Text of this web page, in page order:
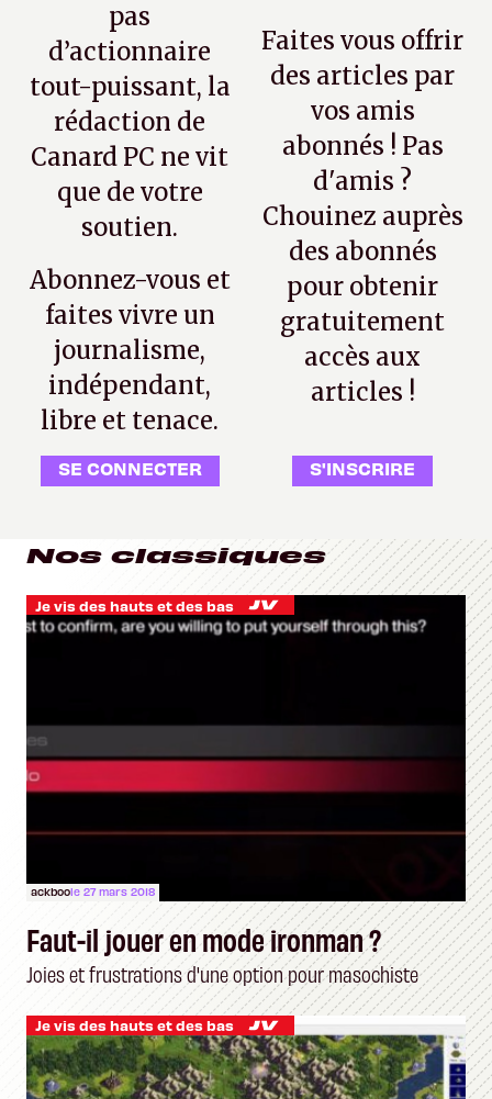
pas
d’actionnaire
tout-puissant, la
rédaction de
Canard PC ne vit
que de votre
soutien.
Abonnez-vous et
faites vivre un
journalisme,
indépendant,
libre et tenace.
SE CONNECTER
Faites vous offrir
des articles par
vos amis
abonnés ! Pas
d'amis ?
Chouinez auprès
des abonnés
pour obtenir
gratuitement
accès aux
articles !
S'INSCRIRE
Nos classiques
Je vis des hauts et des bas
ackboole 27 mars 2018
Faut-il jouer en mode ironman ?
Joies et frustrations d'une option pour masochiste
Je vis des hauts et des bas